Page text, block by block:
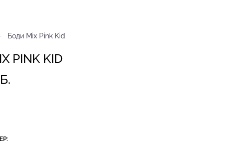
Боди Mix Pink Kid
PINK KID